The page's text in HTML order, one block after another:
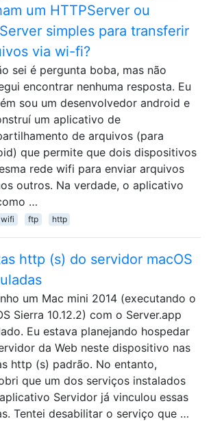
um HTTPServer ou
simples para transferir
via wi-fi?
sei é pergunta boba, mas não
encontrar nenhuma resposta. Eu
sou um desenvolvedor android e
um aplicativo de
de arquivos (para
que permite que dois dispositivos
rede wifi para enviar arquivos
outros. Na verdade, o aplicativo
…
wifi ftp http
http (s) do servidor macOS
um Mac mini 2014 (executando o
Sierra 10.12.2) com o Server.app
Eu estava planejando hospedar
da Web neste dispositivo nas
http (s) padrão. No entanto,
que um dos serviços instalados
Servidor já vinculou essas
Tentei desabilitar o serviço que …